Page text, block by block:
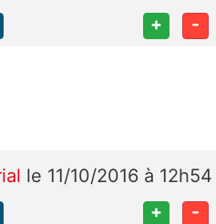
+ -
le 11/10/2016 à 12h54
+ -